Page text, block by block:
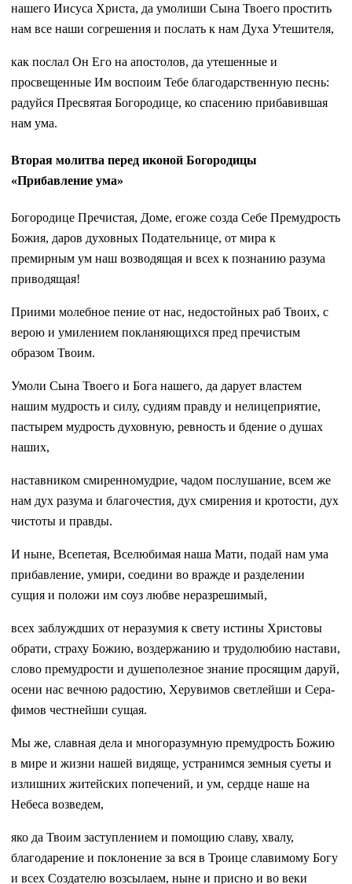
нашего Иисуса Христа, да умолиши Сына Твоего простить
нам все на­ши согрешения и послать к нам Духа Утеши­теля,
как послал Он Его на апостолов, да уте­шенные и
просвещенные Им воспоим Тебе благодарственную песнь:
радуйся Пресвятая Богородице, ко спасению прибавившая
нам ума.
Вторая молитва перед иконой Богородицы
«Прибавление ума»
Богородице Пречистая, Доме, егоже созда Себе Премудрость
Божия, даров духовных Подательнице, от мира к
премирным ум наш возводящая и всех к познанию разума
приводящая!
Приими молебное пение от нас, недостойных раб Твоих, с
верою и умилением покланяющихся пред пречистым
образом Твоим.
Умоли Сына Твоего и Бога нашего, да дарует властем
нашим мудрость и силу, судиям правду и нелицеприятие,
пастырем мудрость духовную, ревность и бдение о душах
наших,
наставником смиренномудрие, чадом послушание, всем же
нам дух разума и благочестия, дух смирения и кротости, дух
чистоты и правды.
И ныне, Всепетая, Вселюбимая наша Мати, подай нам ума
прибавление, умири, соедини во вражде и разделении
сущия и положи им соуз любве неразрешимый,
всех заблуждших от неразумия к свету истины Христовы
обрати, страху Божию, воздержанию и трудолюбию настави,
слово премудрости и душеполезное знание просящим даруй,
осени нас вечною радостию, Херувимов светлейши и Сера­
фимов честнейши сущая.
Мы же, славная дела и многоразумную премудрость Божию
в мире и жизни нашей видяще, устранимся земныя суеты и
излишних житейских попечений, и ум, сердце наше на
Небеса возведем,
яко да Твоим заступлением и помощию славу, хвалу,
благодарение и поклонение за вся в Троице славимому Богу
и всех Создателю возсылаем, ныне и присно и во веки